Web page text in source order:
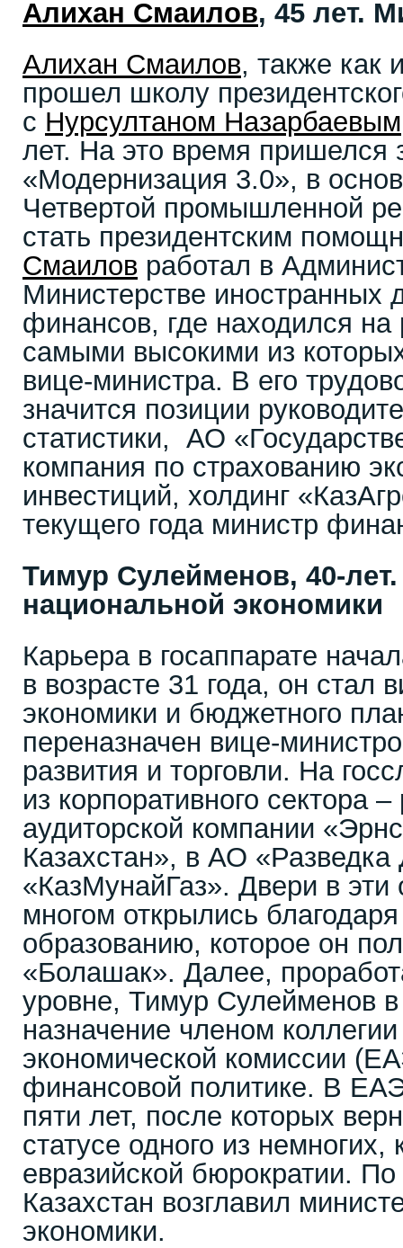
Алихан Смаилов, 45 лет.
Алихан Смаилов, также как
прошел школу
с Нурсултаном Назарбаевым
лет. На это время пришелся
«Модернизация 3.0», в
Четвертой промышленной
стать президентским
Смаилов работал в
Министерстве иностранных
финансов, где находился на
самыми высокими из
вице-министра. В его
значится позиции
статистики, АО
компания по страхованию
инвестиций, холдинг
текущего года министр
Тимур Сулейменов, 40-
национальной экономики
Карьера в госаппарате
в возрасте 31 года, он стал
экономики и бюджетного
переназначен вице-
развития и торговли. На
из корпоративного сектора
аудиторской компании
Казахстан», в АО
«КазМунайГаз». Двери в эти
многом открылись
образованию, которое он
«Болашак». Далее,
уровне, Тимур Сулейменов в
назначение членом
экономической комиссии
финансовой политике. В
пяти лет, после которых
статусе одного из немногих,
евразийской бюрократии.
Казахстан возглавил
экономики.